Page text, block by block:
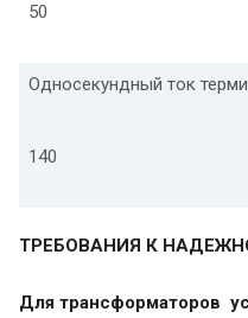
50
Односекундный ток
140
ТРЕБОВАНИЯ К
Для трансформаторов